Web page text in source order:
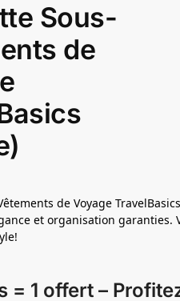
Sous-
de
de Voyage TravelBasics
et organisation garanties.
= 1 offert –